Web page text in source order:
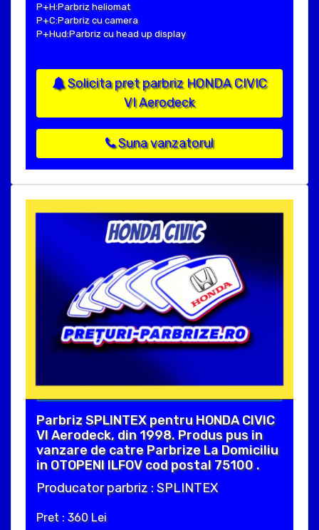
P+H:Parbriz heliomat
P+C:Parbriz cu camera
P+Hud:Parbriz cu head up display
Solicita pret parbriz HONDA CIVIC
VI Aerodeck
Suna vanzatorul
Parbriz SPLINTEX pentru HONDA CIVIC
VI Aerodeck, din 1998. Produs pus in
vanzare de catre Parbrize La Domiciliu
in OTOPENI ILFOV cod postal 75100 .
Producator parbriz : SPLINTEX
Pret : 360 Lei